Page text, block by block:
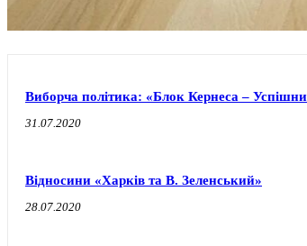
Виборча політика: «Блок Кернеса –
31.07.2020
Відносини «Харків та В. Зеленський»
28.07.2020